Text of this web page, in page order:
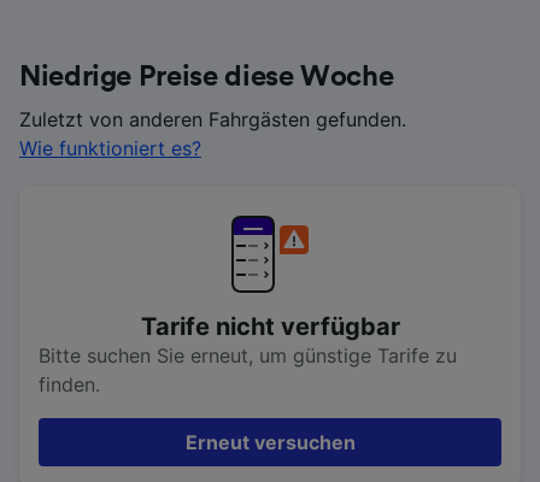
Niedrige Preise diese Woche
Zuletzt von anderen Fahrgästen gefunden.
Wie funktioniert es?
Tarife nicht verfügbar
Bitte suchen Sie erneut, um günstige Tarife zu
finden.
Erneut versuchen